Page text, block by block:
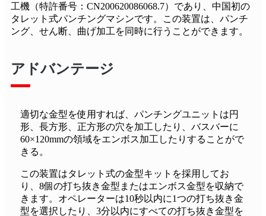
工機（特許番号：CN200620086068.7）であり、中国初の
タレット式パンチングマシンです。この装置は、パンチ
ング、せん断、曲げ加工を同時に行うことができます。
アドバンテージ
適切な金型を使用すれば、パンチングユニットは円
形、長方形、正方形の穴を加工したり、バスバーに
60×120mmの領域をエンボス加工したりすることがで
きる。
この装置はタレット式の金型キットを採用してお
り、8個の打ち抜き金型またはエンボス金型を収納で
きます。オペレーターは10秒以内に1つの打ち抜き金
型を選択したり、3分以内にすべての打ち抜き金型を